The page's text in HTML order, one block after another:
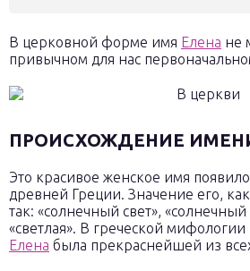
В церковной форме имя Елена не
привычном для нас
ПРОИСХОЖДЕНИЕ
Это красивое женское имя
древней Греции. Значение его,
так: «солнечный свет», «солнечный
«светлая». В греческой
Елена была прекраснейшей из